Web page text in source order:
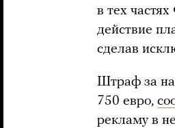
в тех
действие
сделав
Штраф за
750 евро,
рекламу в